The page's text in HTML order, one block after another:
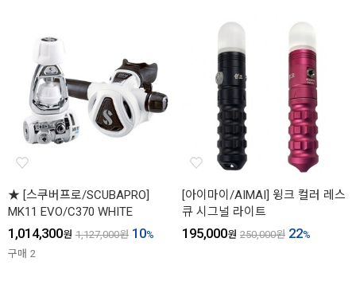
★ [스쿠버프로/SCUBAPRO]
MK11 EVO/C370 WHITE
1,014,300원 1,127,000원 10%
구매 2
[아이마이/AIMAI] 윙크 컬러 레스
큐 시그널 라이트
195,000원 250,000원 22%